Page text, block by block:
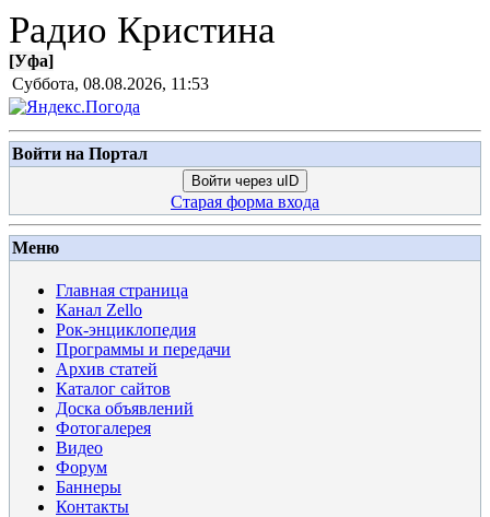
Радио Кристина
[Уфа]
Суббота, 08.08.2026, 11:53
Войти на Портал
Войти через uID
Старая форма входа
Меню
Главная страница
Канал Zello
Рок-энциклопедия
Программы и передачи
Архив статей
Каталог сайтов
Доска объявлений
Фотогалерея
Видео
Форум
Баннеры
Контакты